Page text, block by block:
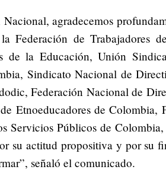
agradecemos
Federación de Trabajadores
de la Educación, Unión
Sindicato Nacional de
Federación Nacional de
Etnoeducadores de Colombia,
Servicios Públicos de
su actitud propositiva y por su
señaló el comunicado.